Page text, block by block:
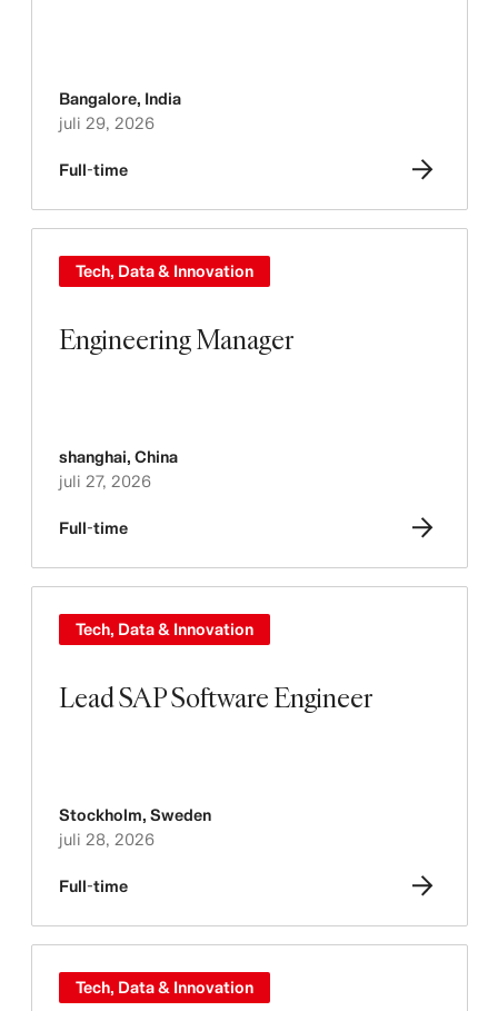
Bangalore, India
juli 29, 2026
Full-time
Engineering Manager
Tech, Data & Innovation
shanghai, China
juli 27, 2026
Full-time
Lead SAP Software Engineer
Tech, Data & Innovation
Stockholm, Sweden
juli 28, 2026
Full-time
Tech, Data & Innovation